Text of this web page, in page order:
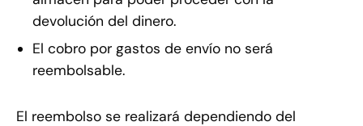
devolución del dinero.
El cobro por gastos de envío no será
reembolsable.
El reembolso se realizará dependiendo del